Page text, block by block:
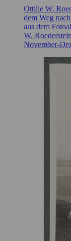
Ottilie W.
dem Weg
aus dem
W.
November-